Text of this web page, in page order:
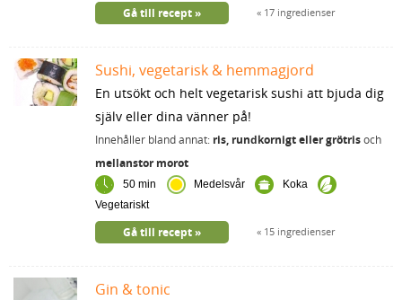
17 ingredienser
Gå till recept
Sushi, vegetarisk & hemmagjord
En utsökt och helt vegetarisk sushi att bjuda dig
själv eller dina vänner på!
Innehåller bland annat: ris, rundkornigt eller grötrisoch
mellanstor morot
50 min Medelsvår
Koka
Vegetariskt
15 ingredienser
Gå till recept
Gin & tonic